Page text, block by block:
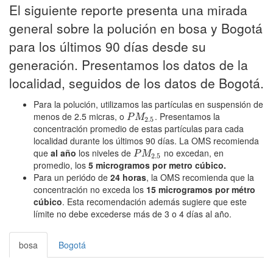
El siguiente reporte presenta una mirada
general sobre la polución en bosa y Bogotá
para los últimos 90 días desde su
generación. Presentamos los datos de la
localidad, seguidos de los datos de Bogotá.
Para la polución, utilizamos las partículas en suspensión de
menos de 2.5 micras, o PM2.5
PM2.5 . Presentamos la
concentración promedio de estas partículas para cada
localidad durante los últimos 90 días. La OMS recomienda
que al año los niveles de PM2.5
PM2.5 no excedan, en
promedio, los 5 microgramos por metro cúbico.
Para un periódo de 24 horas, la OMS recomienda que la
concentración no exceda los 15 microgramos por métro
cúbico. Esta recomendación además sugiere que este
límite no debe excederse más de 3 o 4 días al año.
bosa Bogotá